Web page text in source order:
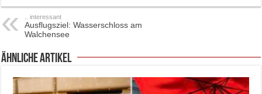
.. interessant
Ausflugsziel: Wasserschloss am
Walchensee
ähnliche Artikel